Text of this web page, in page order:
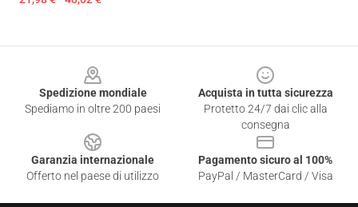
Spedizione mondiale
Spediamo in oltre 200 paesi
Acquista in tutta sicurezza
Protetto 24/7 dai clic alla
consegna
Garanzia internazionale
Offerto nel paese di utilizzo
Pagamento sicuro al 100%
PayPal / MasterCard / Visa